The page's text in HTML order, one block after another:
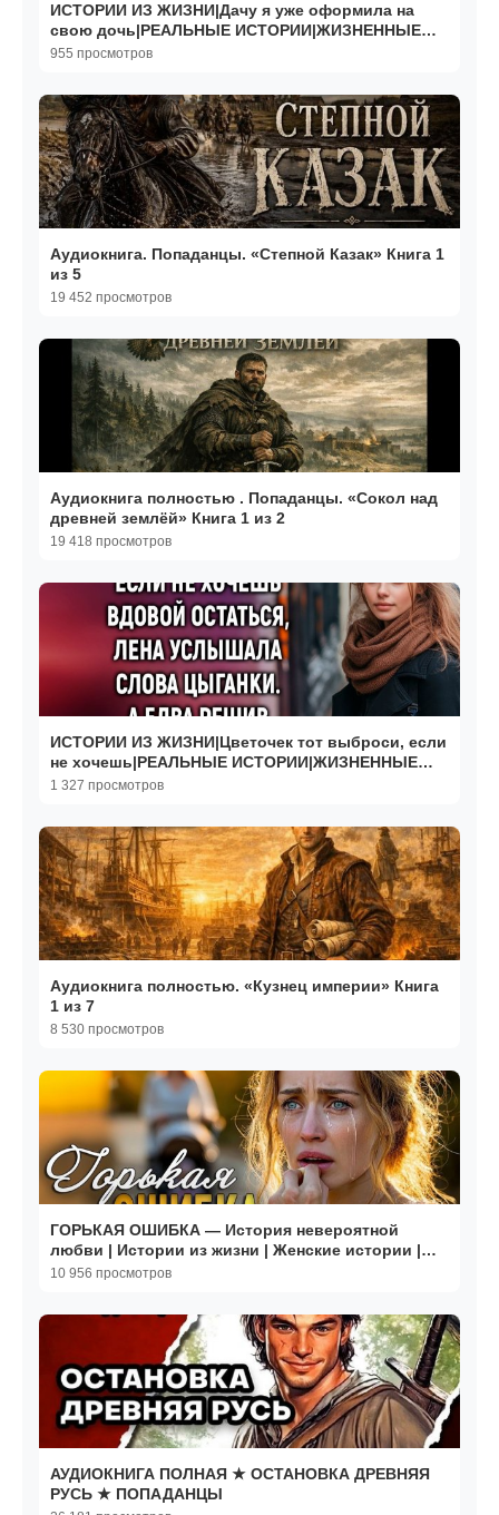
ИСТОРИИ ИЗ ЖИЗНИ|Дачу я уже оформила на
свою дочь|РЕАЛЬНЫЕ ИСТОРИИ|ЖИЗНЕННЫЕ
ИСТОРИИ
955 просмотров
Аудиокнига. Попаданцы. «Степной Казак» Книга 1
из 5
19 452 просмотров
Аудиокнига полностью . Попаданцы. «Сокол над
древней землёй» Книга 1 из 2
19 418 просмотров
ИСТОРИИ ИЗ ЖИЗНИ|Цветочек тот выброси, если
не хочешь|РЕАЛЬНЫЕ ИСТОРИИ|ЖИЗНЕННЫЕ
ИСТОРИИ
1 327 просмотров
Аудиокнига полностью. «Кузнец империи» Книга
1 из 7
8 530 просмотров
ГОРЬКАЯ ОШИБКА — История невероятной
любви | Истории из жизни | Женские истории |
Аудиорассказ
10 956 просмотров
АУДИОКНИГА ПОЛНАЯ ★ ОСТАНОВКА ДРЕВНЯЯ
РУСЬ ★ ПОПАДАНЦЫ